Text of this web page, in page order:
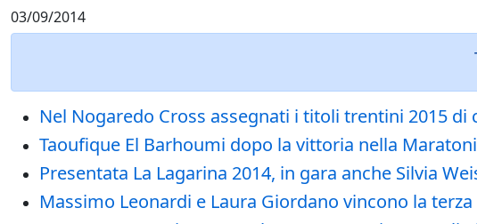
03/09/2014
Nel Nogaredo Cross assegnati i titoli trentini 2015
Taoufique El Barhoumi dopo la vittoria nella
Presentata La Lagarina 2014, in gara anche Silvia
Massimo Leonardi e Laura Giordano vincono la